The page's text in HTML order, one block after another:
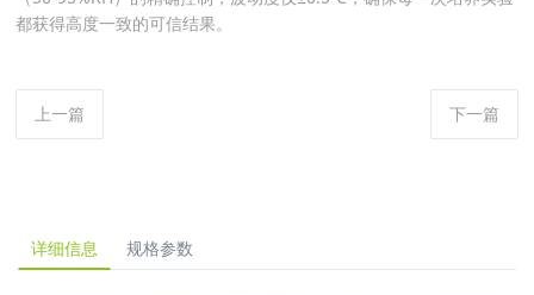
都获得高度一致的可信结果。
上一篇 下一篇
详细信息 规格参数